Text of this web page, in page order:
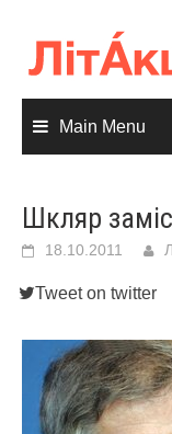
content
Main Menu
Шкляр
18.10.2011
Tweet on twitter